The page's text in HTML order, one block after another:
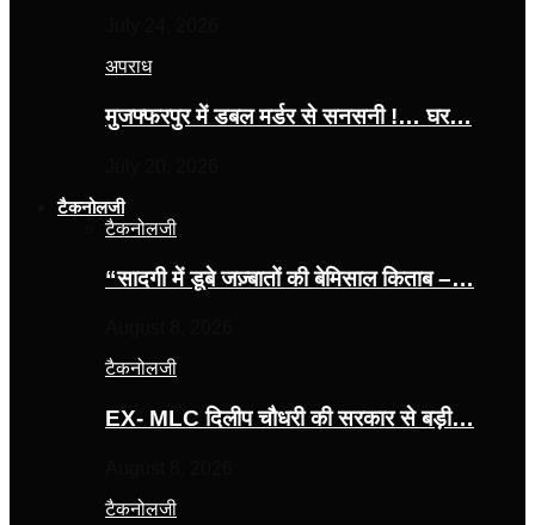
अपराध
मुजफ्फरपुर में डबल मर्डर से सनसनी !… घर…
टैकनोलजी
टैकनोलजी
“सादगी में डूबे जज़्बातों की बेमिसाल किताब –…
टैकनोलजी
EX- MLC दिलीप चौधरी की सरकार से बड़ी…
टैकनोलजी